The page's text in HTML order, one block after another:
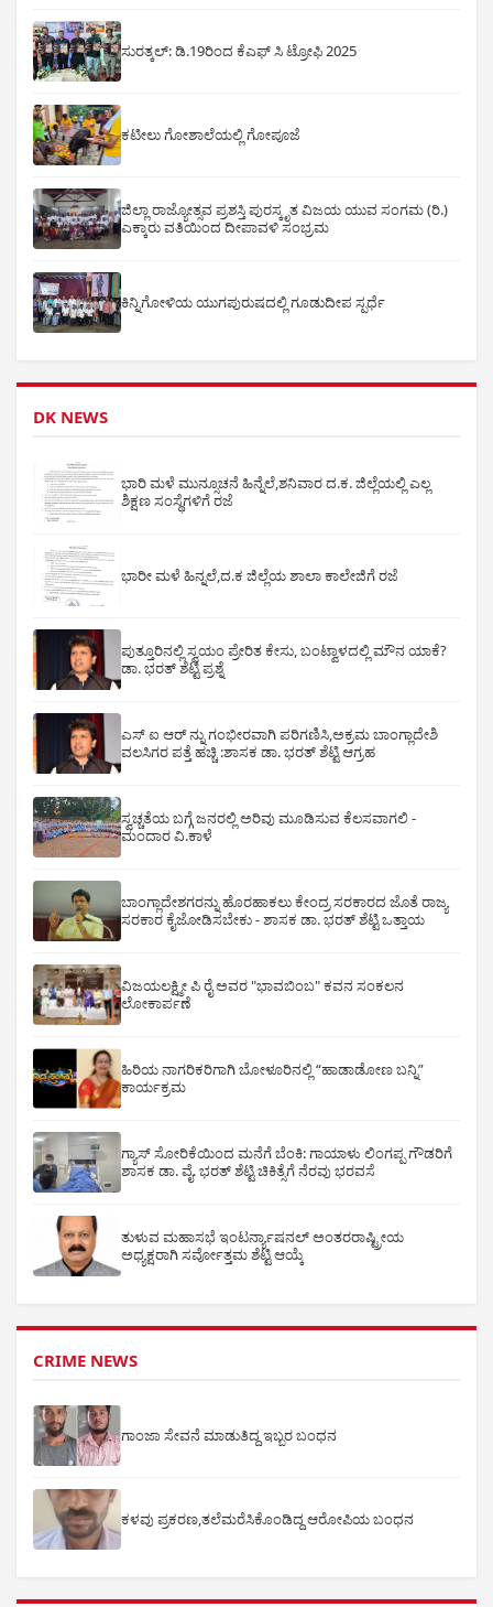
ಸುರತ್ಕಲ್: ಡಿ‌.19ರಿಂದ ಕೆಎಫ್ ಸಿ ಟ್ರೋಫಿ 2025
ಕಟೀಲು ಗೋಶಾಲೆಯಲ್ಲಿ ಗೋಪೂಜೆ
ಜಿಲ್ಲಾ ರಾಜ್ಯೋತ್ಸವ ಪ್ರಶಸ್ತಿ ಪುರಸ್ಕೃತ ವಿಜಯ ಯುವ ಸಂಗಮ (ರಿ.)
ಎಕ್ಕಾರು ವತಿಯಿಂದ ದೀಪಾವಳಿ ಸಂಭ್ರಮ
ಕಿನ್ನಿಗೋಳಿಯ ಯುಗಪುರುಷದಲ್ಲಿ ಗೂಡುದೀಪ ಸ್ಪರ್ಧೆ
DK NEWS
ಭಾರಿ ಮಳೆ ಮುನ್ಸೂಚನೆ ಹಿನ್ನೆಲೆ,ಶನಿವಾರ ದ.ಕ. ಜಿಲ್ಲೆಯಲ್ಲಿ ಎಲ್ಲ
ಶಿಕ್ಷಣ ಸಂಸ್ಥೆಗಳಿಗೆ ರಜೆ
ಭಾರೀ ಮಳೆ ಹಿನ್ನಲೆ,ದ.ಕ ಜಿಲ್ಲೆಯ ಶಾಲಾ ಕಾಲೇಜಿಗೆ ರಜೆ
ಪುತ್ತೂರಿನಲ್ಲಿ ಸ್ವಯಂ ಪ್ರೇರಿತ ಕೇಸು, ಬಂಟ್ವಾಳದಲ್ಲಿ ಮೌನ ಯಾಕೆ?
ಡಾ. ಭರತ್ ಶೆಟ್ಟಿ ಪ್ರಶ್ನೆ
ಎಸ್ ಐ ಆರ್ ನ್ನು ಗಂಭೀರವಾಗಿ ಪರಿಗಣಿಸಿ,ಅಕ್ರಮ ಬಾಂಗ್ಲಾದೇಶಿ
ವಲಸಿಗರ ಪತ್ತೆ ಹಚ್ಚಿ :ಶಾಸಕ ಡಾ. ಭರತ್ ಶೆಟ್ಟಿ ಆಗ್ರಹ
ಸ್ವಚ್ಚತೆಯ ಬಗ್ಗೆ ಜನರಲ್ಲಿ ಅರಿವು ಮೂಡಿಸುವ ಕೆಲಸವಾಗಲಿ -
ಮಂದಾರ ವಿ.ಕಾಳೆ
ಬಾಂಗ್ಲಾದೇಶಗರನ್ನು ಹೊರಹಾಕಲು ಕೇಂದ್ರ ಸರಕಾರದ ಜೊತೆ ರಾಜ್ಯ
ಸರಕಾರ ಕೈಜೋಡಿಸಬೇಕು - ಶಾಸಕ ಡಾ. ಭರತ್ ಶೆಟ್ಟಿ ಒತ್ತಾಯ
ವಿಜಯಲಕ್ಷ್ಮೀ ಪಿ ರೈ ಅವರ "ಭಾವಬಿಂಬ" ಕವನ ಸಂಕಲನ
ಲೋಕಾರ್ಪಣೆ
ಹಿರಿಯ ನಾಗರಿಕರಿಗಾಗಿ ಬೋಳೂರಿನಲ್ಲಿ “ಹಾಡಾಡೋಣ ಬನ್ನಿ”
ಕಾರ್ಯಕ್ರಮ
ಗ್ಯಾಸ್ ಸೋರಿಕೆಯಿಂದ ಮನೆಗೆ ಬೆಂಕಿ: ಗಾಯಾಳು ಲಿಂಗಪ್ಪ ಗೌಡರಿಗೆ
ಶಾಸಕ ಡಾ. ವೈ. ಭರತ್ ಶೆಟ್ಟಿ ಚಿಕಿತ್ಸೆಗೆ ನೆರವು ಭರವಸೆ
ತುಳುವ ಮಹಾಸಭೆ ಇಂಟರ್ನ್ಯಾಷನಲ್ ಅಂತರರಾಷ್ಟ್ರೀಯ
ಅಧ್ಯಕ್ಷರಾಗಿ ಸರ್ವೋತ್ತಮ ಶೆಟ್ಟಿ ಆಯ್ಕೆ
CRIME NEWS
ಗಾಂಜಾ ಸೇವನೆ ಮಾಡುತಿದ್ದ ಇಬ್ಬರ ಬಂಧನ
ಕಳವು ಪ್ರಕರಣ,ತಲೆಮರೆಸಿಕೊಂಡಿದ್ದ ಆರೋಪಿಯ ಬಂಧನ